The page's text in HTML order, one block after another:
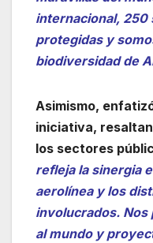
internacional, 250
protegidas y
biodiversidad de
Asimismo,
iniciativa,
los sectores
refleja la sinergia
aerolínea y los
involucrados.
al mundo y